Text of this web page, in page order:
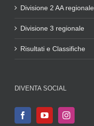
Divisione 2 AA regionale
Divisione 3 regionale
Risultati e Classifiche
DIVENTA SOCIAL